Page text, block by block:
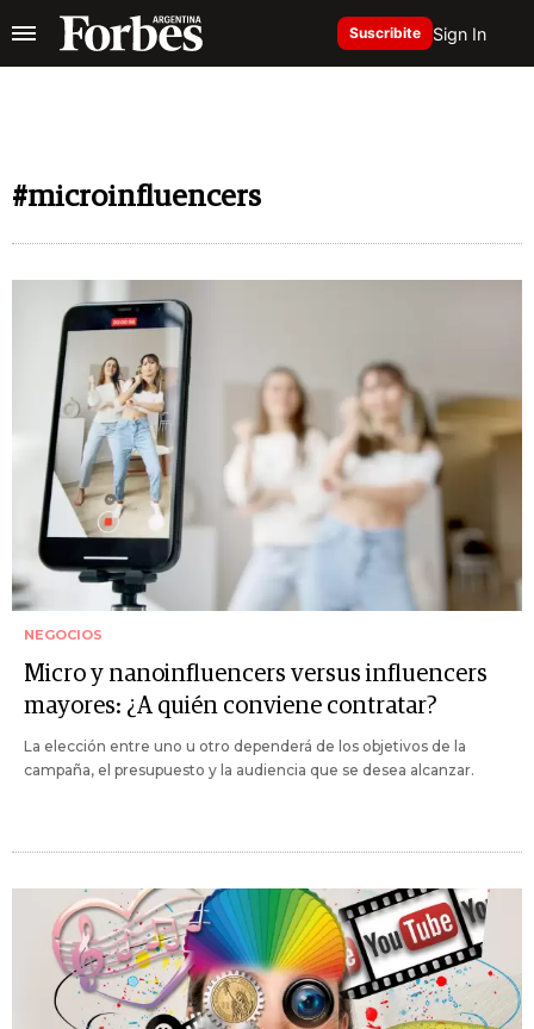
Suscribite Sign In
#microinfluencers
NEGOCIOS
Micro y nanoinfluencers versus influencers
mayores: ¿A quién conviene contratar?
La elección entre uno u otro dependerá de los objetivos de la
campaña, el presupuesto y la audiencia que se desea alcanzar.